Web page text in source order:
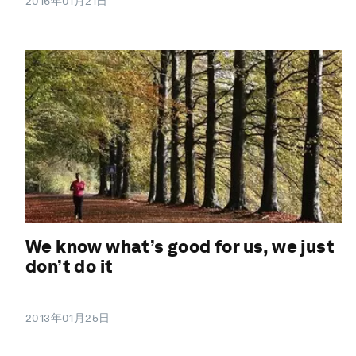
We know what’s good for us, we just
don’t do it
2013年01月25日